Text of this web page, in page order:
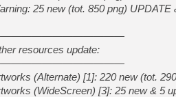
25 new (tot. 850 png)
resources update:
(Alternate) [1]: 220 new (tot.
(WideScreen) [3]: 25 new & 5